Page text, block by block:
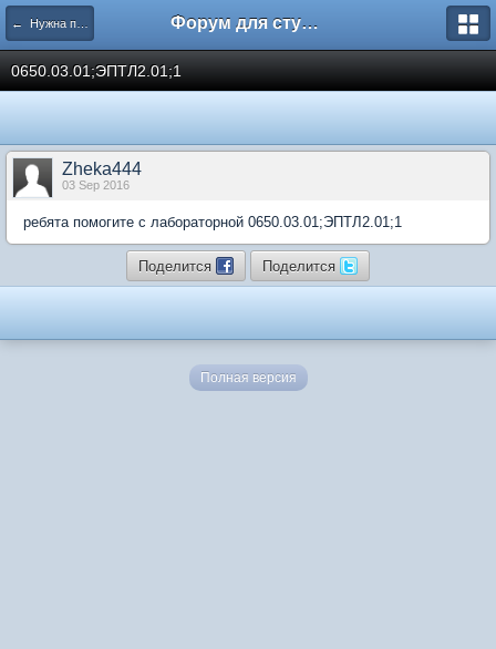
← Нужна помощь Форум для студента СГА
0650.03.01;ЭПТЛ2.01;1
Zheka444
03 Sep 2016
ребята помогите с лабораторной 0650.03.01;ЭПТЛ2.01;1
Поделится Поделится
Полная версия